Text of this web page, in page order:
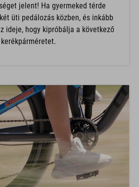
jelent! Ha gyermeked térde
üti pedálozás közben, és inkább
ideje, hogy kipróbálja a következő
kerékpárméretet.